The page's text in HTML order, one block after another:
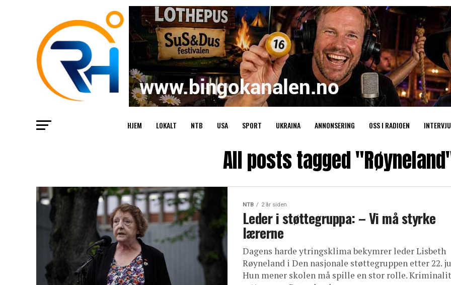
HJEM LOKALT NTB USA SPORT UKRAINA ANNONSERING OSS I RADIOEN INTERVJU
All posts tagged
NTB 2 år siden
Leder i støttegruppa: – Vi må styrke
lærerne
Dagens harde ytringsklima bekymrer leder Lisbeth
Røyneland i Den nasjonale støttegruppen etter 22.
Hun mener skolen må spille en stor rolle.